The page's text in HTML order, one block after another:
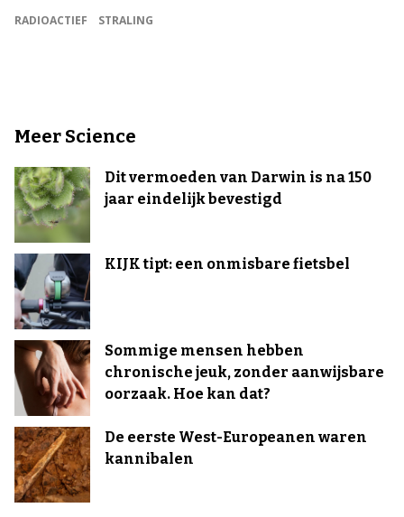
RADIOACTIEF
STRALING
Meer Science
Dit vermoeden van Darwin is na 150
jaar eindelijk bevestigd
KIJK tipt: een onmisbare fietsbel
Sommige mensen hebben
chronische jeuk, zonder aanwijsbare
oorzaak. Hoe kan dat?
De eerste West-Europeanen waren
kannibalen